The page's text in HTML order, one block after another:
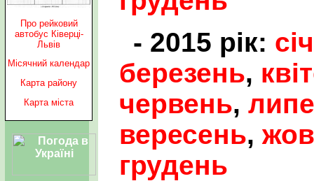
Про рейковий
автобус Ківерці-
Львів
Місячний календар
Карта району
Карта міста
- 2015 рік:
березень,
червень,
вересень,
грудень